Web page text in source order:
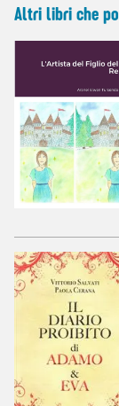
Altri libri che